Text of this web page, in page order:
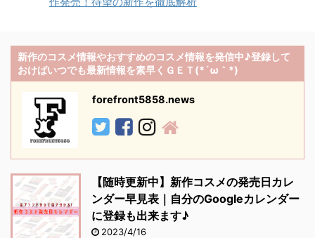
新作のコスメ情報やおすすめのコスメ情報を発信中♪登録して
おけばいつでも最新情報を素早くＧＥＴ(*´ω｀*)
forefront5858.news
【随時更新中】新作コスメの発売日カレ
ンダー早見表｜自分のGoogleカレンダー
に登録も出来ます♪
2023/4/16